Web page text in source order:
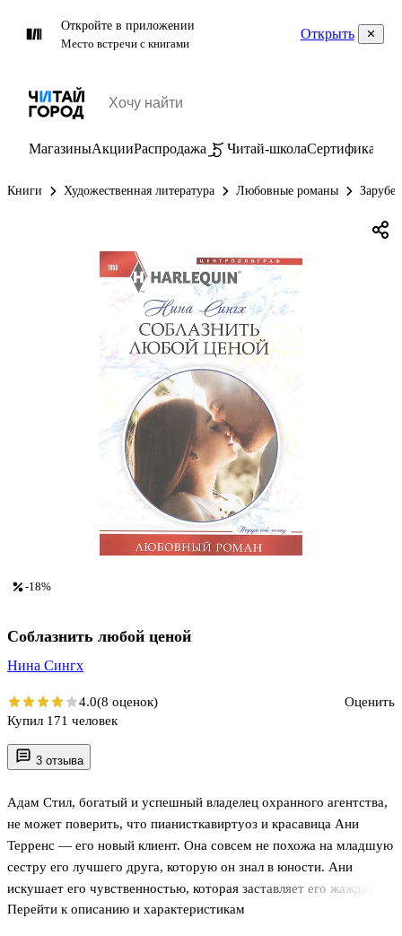
Откройте в приложении
Место встречи с книгами
Открыть
МагазиныАкцииРаспродажа Читай-школаСертификаты
Книги Художественная литература Любовные романы
3 отзыва
Адам Стил, богатый и успешный владелец охранного агентства,
не может поверить, что пианистка­виртуоз и красавица Ани
Терренс — его новый клиент. Она совсем не похожа на младшую
сестру его лучшего друга, которую он знал в юности. Ани
искушает его чувственностью, которая заставляет его жаждать
большего. Только она не знает, с какими демонами он борется...
Перейти к описанию и характеристикам
-18%
Соблазнить любой ценой
Нина Сингх
4.0(8 оценок)
Оценить
Купил 171 человек